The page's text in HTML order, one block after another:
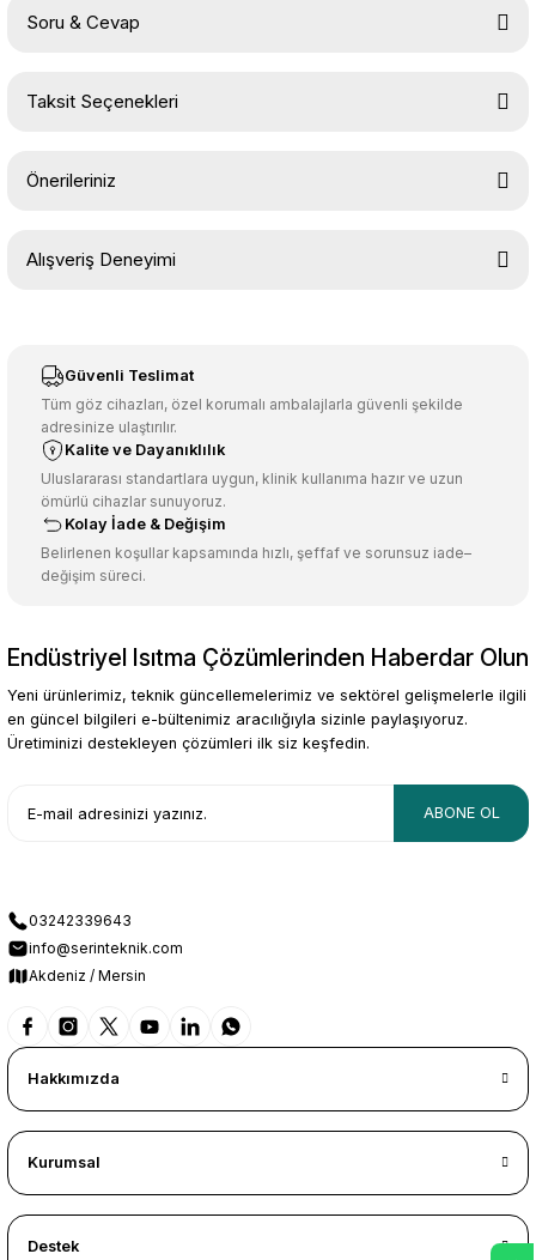
Soru & Cevap
Taksit Seçenekleri
Önerileriniz
konularda yetersiz gördüğünüz noktaları öneri formunu kullanarak
Ürün resmi kalitesiz, bozuk veya görüntülenemiyor.
Ürün açıklamasında eksik bilgiler bulunuyor.
Ürün bilgilerinde hatalar bulunuyor.
Ürün fiyatı diğer sitelerden daha pahalı.
Bu ürüne benzer farklı alternatifler olmalı.
Gönder
Alışveriş Deneyimi
Güvenli Teslimat
Tüm göz cihazları, özel korumalı ambalajlarla güvenli şekilde
adresinize ulaştırılır.
Kalite ve Dayanıklılık
Uluslararası standartlara uygun, klinik kullanıma hazır ve uzun
ömürlü cihazlar sunuyoruz.
Kolay İade & Değişim
Belirlenen koşullar kapsamında hızlı, şeffaf ve sorunsuz iade–
değişim süreci.
Endüstriyel Isıtma Çözümlerinden Haberdar Olun
Yeni ürünlerimiz, teknik güncellemelerimiz ve sektörel gelişmelerle ilgili
en güncel bilgileri e-bültenimiz aracılığıyla sizinle paylaşıyoruz.
Üretiminizi destekleyen çözümleri ilk siz keşfedin.
ABONE OL
03242339643
info@serinteknik.com
Akdeniz / Mersin
Hakkımızda
Kurumsal
Destek